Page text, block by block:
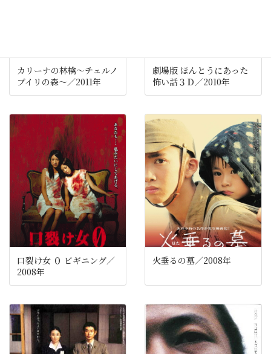
カリーナの林檎～チェルノ
ブイリの森～／2011年
劇場版 ほんとうにあった
怖い話３Ｄ／2010年
口裂け女 ０ ビギニング／
2008年
火垂るの墓／2008年